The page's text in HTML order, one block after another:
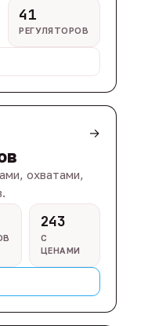
41
РЕГУЛЯТОРОВ
→
охватами,
243
С
ЦЕНАМИ